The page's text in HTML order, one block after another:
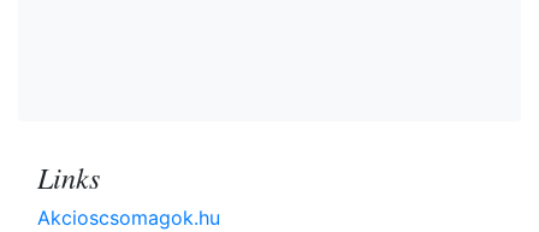
Links
Akcioscsomagok.hu